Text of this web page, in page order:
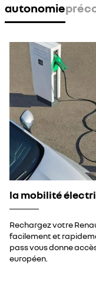
autonomie
la mobilité
Rechargez votre
facilement et
pass vous donne
européen.